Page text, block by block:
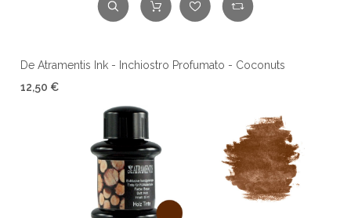
De Atramentis Ink - Inchiostro Profumato - Coconuts
12,50 €